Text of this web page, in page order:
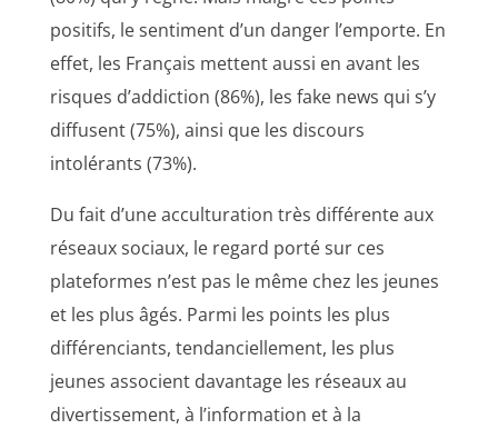
positifs, le sentiment d’un danger l’emporte. En
effet, les Français mettent aussi en avant les
risques d’addiction (86%), les fake news qui s’y
diffusent (75%), ainsi que les discours
intolérants (73%).
Du fait d’une acculturation très différente aux
réseaux sociaux, le regard porté sur ces
plateformes n’est pas le même chez les jeunes
et les plus âgés. Parmi les points les plus
différenciants, tendanciellement, les plus
jeunes associent davantage les réseaux au
divertissement, à l’information et à la